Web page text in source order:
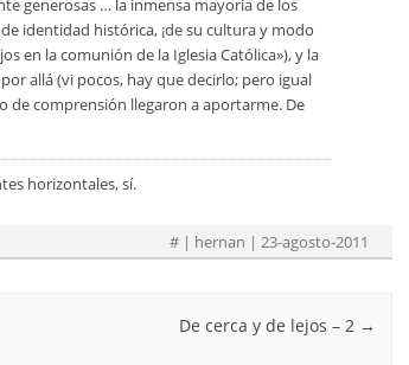
generosas … la inmensa mayoría de los
identidad histórica, ¡de su cultura y modo
en la comunión de la Iglesia Católica»), y la
allá (vi pocos, hay que decirlo; pero igual
de comprensión llegaron a aportarme. De
horizontales, sí.
# | hernan | 23-agosto-2011
De cerca y de lejos – 2 →